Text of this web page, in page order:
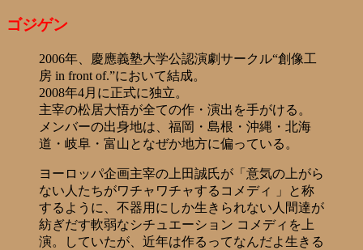
ゴジゲン
2006年、慶應義塾大学公認演劇サークル“創像工
房 in front of.”において結成。
2008年4月に正式に独立。
主宰の松居大悟が全ての作・演出を手がける。
メンバーの出身地は、福岡・島根・沖縄・北海
道・岐阜・富山となぜか地方に偏っている。
ヨーロッパ企画主宰の上田誠氏が「意気の上がら
ない人たちがワチャワチャするコメディ 」と称
するように、不器用にしか生きられない人間達が
紡ぎだす軟弱なシチュエーション コメディを上
演。していたが、近年は作るってなんだよ生きる